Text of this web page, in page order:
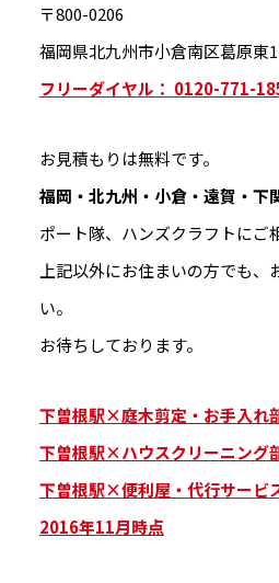
〒800-0206
福岡県北九州市小倉南区葛原東
フリーダイヤル： 0120-771-
お見積もりは無料です。
福岡・北九州・小倉・遠賀・下
ポート隊、ハンズクラフトにご
上記以外にお住まいの方でも、
い。
お待ちしております。
下曽根駅×庭木剪定・お手入れ
下曽根駅×ハウスクリーニング
下曽根駅×便利屋・代行サービ
2016年11月時点